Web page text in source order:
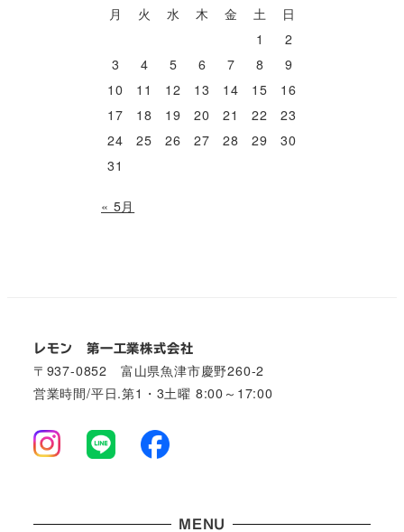
月
火 水 木 金 土
日
1
2
3
4 5 6 7 8
9
10
11 12 13 14 15
16
17
18 19 20 21 22
23
24
25 26 27 28 29
30
31
« 5月
レモン 第一工業株式会社
〒937-0852 富山県魚津市慶野260-2
営業時間/平日.第1・3土曜 8:00～17:00
MENU